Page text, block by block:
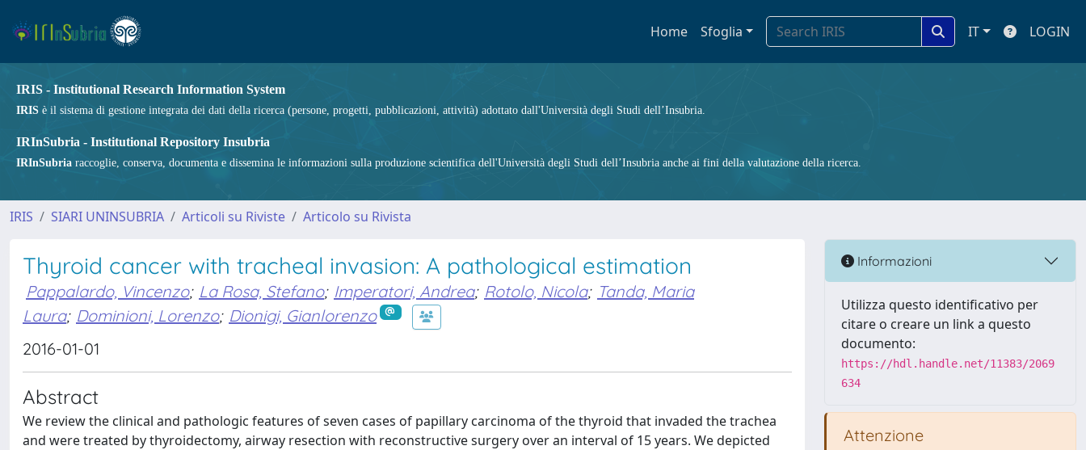
Home Sfoglia IT LOGIN
IRIS - Institutional Research Information System
IRIS è il sistema di gestione integrata dei dati della ricerca (persone, progetti, pubblicazioni, attività) adottato dall'Università degli Studi dell’Insubria.
IRInSubria - Institutional Repository Insubria
IRInSubria raccoglie, conserva, documenta e dissemina le informazioni sulla produzione scientifica dell'Università degli Studi dell’Insubria anche ai fini della valutazione della ricerca.
IRIS SIARI UNINSUBRIA Articoli su Riviste Articolo su Rivista
Thyroid cancer with tracheal invasion: A pathological estimation
Pappalardo, Vincenzo; La Rosa, Stefano; Imperatori, Andrea; Rotolo, Nicola; Tanda, Maria
Laura; Dominioni, Lorenzo; Dionigi, Gianlorenzo
2016-01-01
Abstract
We review the clinical and pathologic features of seven cases of papillary carcinoma of the thyroid that invaded the trachea
and were treated by thyroidectomy, airway resection with reconstructive surgery over an interval of 15 years. We depicted
Informazioni
Utilizza questo identificativo per
citare o creare un link a questo
documento:
https://hdl.handle.net/11383/2069
634
Attenzione